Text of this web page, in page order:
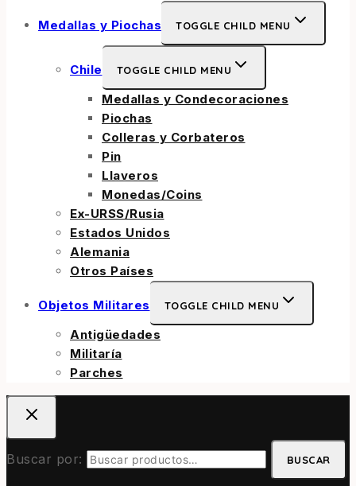
Medallas y Piochas TOGGLE CHILD MENU
Chile TOGGLE CHILD MENU
Medallas y Condecoraciones
Piochas
Colleras y Corbateros
Pin
Llaveros
Monedas/Coins
Ex-URSS/Rusia
Estados Unidos
Alemania
Otros Países
Objetos Militares TOGGLE CHILD MENU
Antigüedades
Militaría
Parches
Buscar por: BUSCAR